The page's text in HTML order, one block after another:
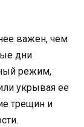
важен, чем
дни
режим,
укрывая ее
трещин и